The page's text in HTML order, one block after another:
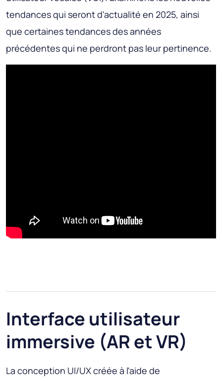
tendances qui seront d'actualité en 2025, ainsi
que certaines tendances des années
précédentes qui ne perdront pas leur pertinence.
Interface utilisateur
immersive (AR et VR)
La conception UI/UX créée à l'aide de